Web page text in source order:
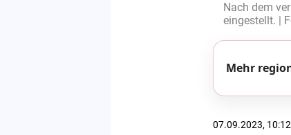
Nach dem
eingestellt. |
Mehr
07.09.2023,